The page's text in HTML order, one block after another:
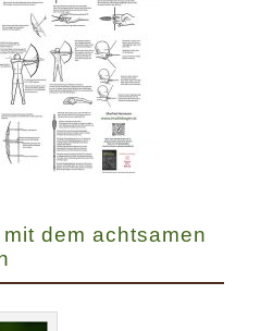
dem achtsamen